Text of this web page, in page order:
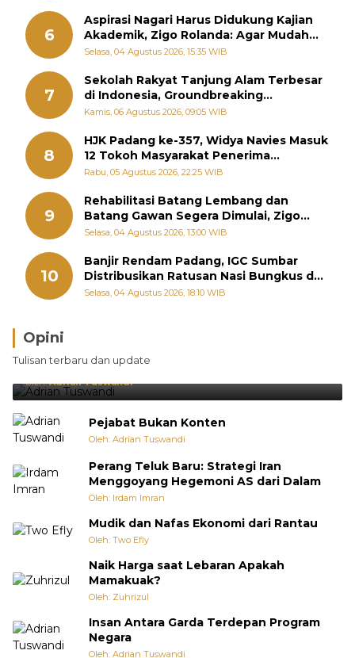
6
Aspirasi Nagari Harus Didukung Kajian
Akademik, Zigo Rolanda: Agar Mudah
Diperjuangkan di Kementerian
Selasa, 04 Agustus 2026, 15:35 WIB
7
Sekolah Rakyat Tanjung Alam Terbesar
di Indonesia, Groundbreaking
September
Kamis, 06 Agustus 2026, 09:05 WIB
8
HJK Padang ke-357, Widya Navies Masuk
12 Tokoh Masyarakat Penerima
Penghargaan Pemko Padang
Rabu, 05 Agustus 2026, 22:25 WIB
9
Rehabilitasi Batang Lembang dan
Batang Gawan Segera Dimulai, Zigo
Rolanda Pastikan Proyek Berjalan
Selasa, 04 Agustus 2026, 13:00 WIB
10
Banjir Rendam Padang, IGC Sumbar
Distribusikan Ratusan Nasi Bungkus dan
Air Minum
Selasa, 04 Agustus 2026, 18:10 WIB
Opini
Tulisan terbaru dan update
Brasil Lebih Diunggulkan, tetapi Jepang Selalu
Punya Cara Membuat Kejutan
Oleh:Adrian Tuswandi
Pejabat Bukan Konten
Oleh: Adrian Tuswandi
Perang Teluk Baru: Strategi Iran
Menggoyang Hegemoni AS dari Dalam
Oleh: Irdam Imran
Mudik dan Nafas Ekonomi dari Rantau
Oleh: Two Efly
Naik Harga saat Lebaran Apakah
Mamakuak?
Oleh: Zuhrizul
Insan Antara Garda Terdepan Program
Negara
Oleh: Adrian Tuswandi